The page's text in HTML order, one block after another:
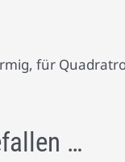
für
…